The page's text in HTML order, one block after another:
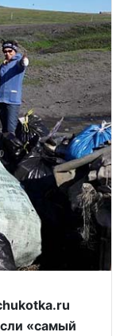
«самый